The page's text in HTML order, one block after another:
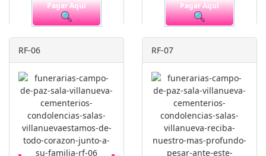
Pagar Aquí Pagar Aquí
RF-06 RF-07